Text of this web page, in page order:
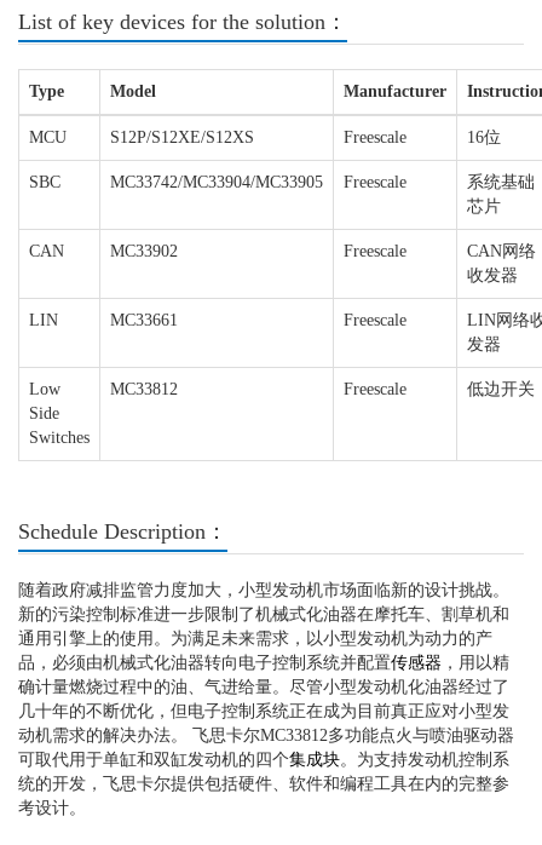
List of key devices for the solution：
Type Model Manufacturer
MCU S12P/S12XE/S12XS Freescale 16位
SBC MC33742/MC33904/MC33905 Freescale
系统基础
芯片
CAN MC33902 Freescale
CAN网络
收发器
LIN MC33661 Freescale
LIN网络
发器
Low
Side
Switches
MC33812 Freescale 低边开关
Schedule Description：
随着政府减排监管力度加大，小型发动机市场面临新的设计挑战。
新的污染控制标准进一步限制了机械式化油器在摩托车、割草机和
通用引擎上的使用。为满足未来需求，以小型发动机为动力的产
品，必须由机械式化油器转向电子控制系统并配置传感器 ，用以精
确计量燃烧过程中的油、气进给量。尽管小型发动机化油器经过了
几十年的不断优化，但电子控制系统正在成为目前真正应对小型发
动机需求的解决办法。 飞思卡尔MC33812多功能点火与喷油驱动器
可取代用于单缸和双缸发动机的四个集成块。为支持发动机控制系
统的开发，飞思卡尔提供包括硬件、软件和编程工具在内的完整参
考设计。